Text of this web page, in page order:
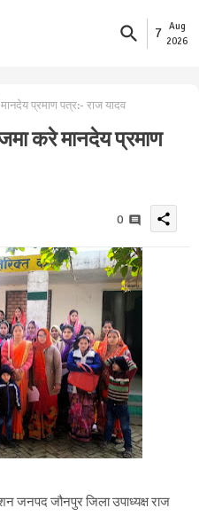
7
Aug
2026
प्रमाण पत्र:- राज यादव
करे मानदेय प्रमाण
0 share
जनपद जौनपुर जिला उपाध्यक्ष राज